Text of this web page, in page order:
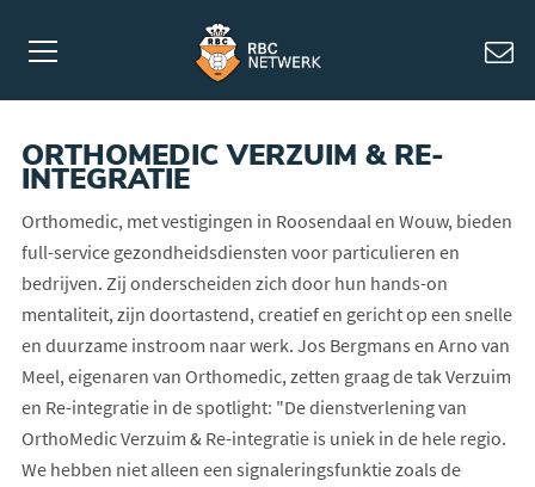
ORTHOMEDIC VERZUIM & RE-
INTEGRATIE
Orthomedic, met vestigingen in Roosendaal en Wouw, bieden
full-service gezondheidsdiensten voor particulieren en
bedrijven. Zij onderscheiden zich door hun hands-on
mentaliteit, zijn doortastend, creatief en gericht op een snelle
en duurzame instroom naar werk. Jos Bergmans en Arno van
Meel, eigenaren van Orthomedic, zetten graag de tak Verzuim
en Re-integratie in de spotlight: "De dienstverlening van
OrthoMedic Verzuim & Re-integratie is uniek in de hele regio.
We hebben niet alleen een signaleringsfunktie zoals de